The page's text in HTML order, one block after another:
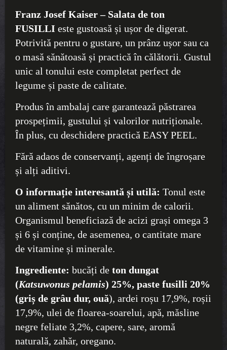
Franz Josef Kaiser – Salata de ton
FUSILLI este gustoasă și ușor de digerat.
Potrivită pentru o gustare, un prânz ușor sau ca
o masă sănătoasă și practică în călătorii. Gustul
unic al tonului este completat perfect de
legume și paste de calitate.
Produs în ambalaj care garantează păstrarea
prospețimii, gustului și valorilor nutriționale.
În plus, cu deschidere practică EASY PEEL.
Fără adaos de conservanți, agenți de îngroșare
și alți aditivi.
O informație interesantă și utilă: Tonul este
un aliment sănătos, cu un minim de calorii.
Organismul beneficiază de acizi grași omega 3
și 6 și conține, de asemenea, o cantitate mare
de vitamine și minerale.
Ingrediente: bucăți de ton dungat
(Katsuwonus pelamis) 25%, paste fusilli 20%
(griș de grâu dur, ouă), ardei roșu 17,9%, roșii
17,9%, ulei de floarea-soarelui, apă, măsline
negre feliate 3,2%, capere, sare, aromă
naturală, zahăr, oregano.